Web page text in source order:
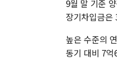
9월 말 기준
장기차입금은
높은 수준의
동기 대비 7억